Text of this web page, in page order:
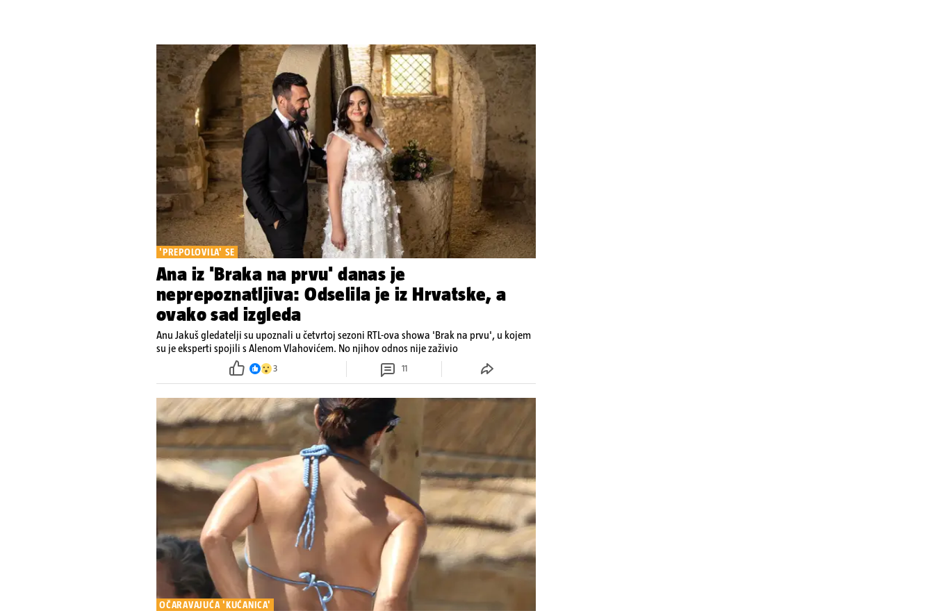
'PREPOLOVILA' SE
Ana iz 'Braka na prvu' danas je
neprepoznatljiva: Odselila je iz Hrvatske, a
ovako sad izgleda
Anu Jakuš gledatelji su upoznali u četvrtoj sezoni RTL-ova showa 'Brak na prvu', u kojem
su je eksperti spojili s Alenom Vlahovićem. No njihov odnos nije zaživio
3 11
OČARAVAJUĆA 'KUĆANICA'